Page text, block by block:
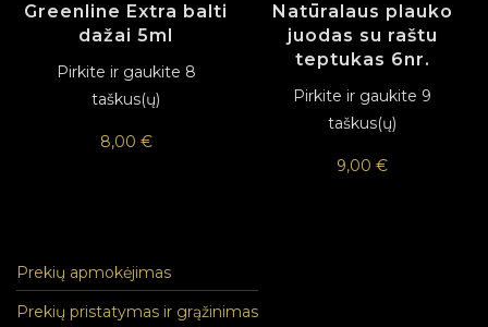
Greenline Extra balti
dažai 5ml
Pirkite ir gaukite 8
taškus(ų)
8,00 €
Natūralaus plauko
juodas su raštu
teptukas 6nr.
Pirkite ir gaukite 9
taškus(ų)
9,00 €
Prekių apmokėjimas
Prekių pristatymas ir grąžinimas